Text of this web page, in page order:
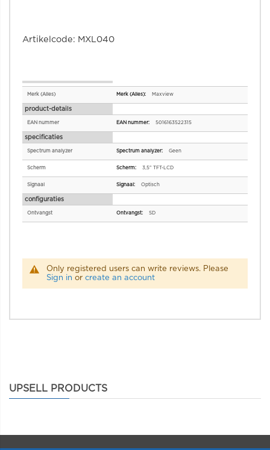
Artikelcode: MXL040
Specificaties
Merk (Alles) Maxview
product-details
EAN nummer 5016163522315
specificaties
Spectrum analyzer Geen
Scherm 3,5" TFT-LCD
Signaal Optisch
configuraties
Ontvangst SD
Only registered users can write reviews. Please
Sign in or create an account
UPSELL PRODUCTS